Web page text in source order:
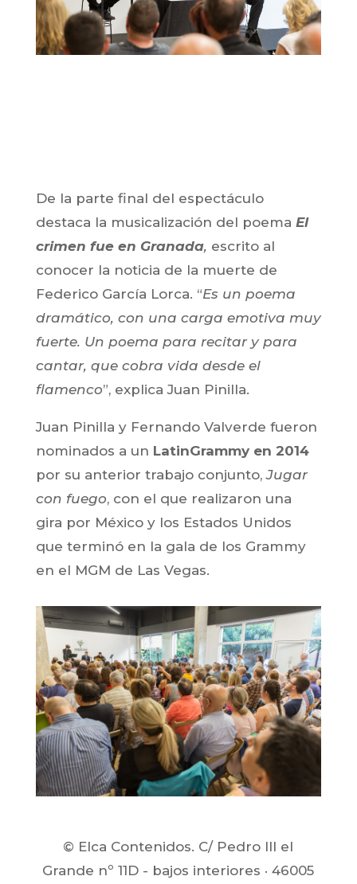
De la parte final del espectáculo
destaca la musicalización del poema El
crimen fue en Granada, escrito al
conocer la noticia de la muerte de
Federico García Lorca. “Es un poema
dramático, con una carga emotiva muy
fuerte. Un poema para recitar y para
cantar, que cobra vida desde el
flamenco”, explica Juan Pinilla.
Juan Pinilla y Fernando Valverde fueron
nominados a un LatinGrammy en 2014
por su anterior trabajo conjunto,Jugar
con fuego, con el que realizaron una
gira por México y los Estados Unidos
que terminó en la gala de los Grammy
en el MGM de Las Vegas.
© Elca Contenidos. C/ Pedro III el
Grande nº 11D - bajos interiores · 46005